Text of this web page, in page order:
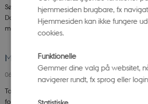
Søndag den 7. september er en total
Danmark, hvis der er klar himmel. Populært
måneformørkelse også blodmåne,…
Mørket er over os - din guide til
06. august 2025
Torsdag 7. august slutter de lyse nætter. Så
for at opleve spændende ting på nattehimlen.
hjemmesiden brugbare, fx
Hjemmesiden kan ikke fungere
cookies.
Funktionelle
Gemmer dine valg på websitet,
navigerer rundt, fx sprog eller